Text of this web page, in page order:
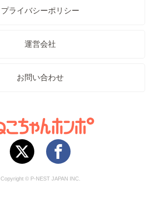
プライバシーポリシー
運営会社
お問い合わせ
Copyright © P-NEST JAPAN INC.